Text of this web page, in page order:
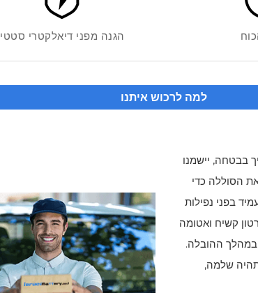
הגנה מפני דיאלקטרי סטטי
למה לרכוש איתנו
בבטחה, יישמנו
הסוללה כדי
בפני נפילות
קשיח ואטומה
ההובלה.
שלמה,